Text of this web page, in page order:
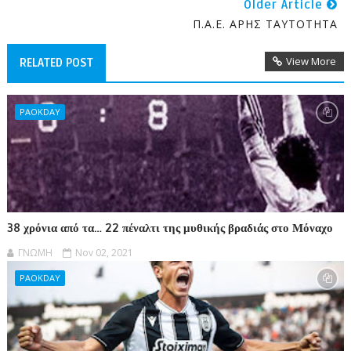
Older Article
Π.Α.Ε. ΑΡΗΣ ΤΑΥΤΟΤΗΤΑ
RELATED POST View More
PAOKDAY
38 χρόνια από τα… 22 πέναλτι της μυθικής βραδιάς στο Μόναχο
ΓΝΩΜΗ Nov 02, 2021
PAOKDAY